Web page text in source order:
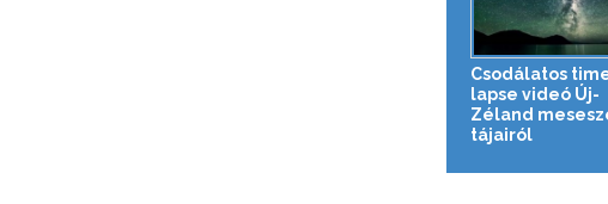
Csodálatos
lapse videó Új-
Zéland
tájairól